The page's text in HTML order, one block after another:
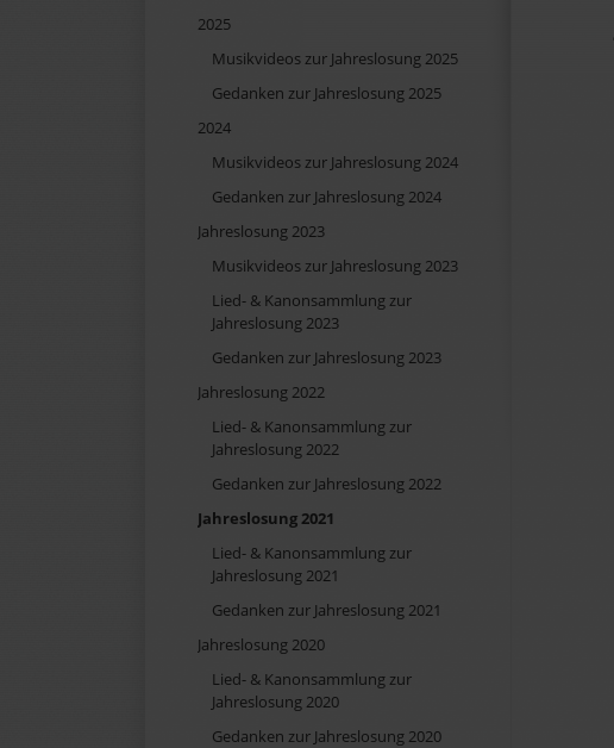
2025
Musikvideos zur Jahreslosung 2025
Gedanken zur Jahreslosung 2025
2024
Musikvideos zur Jahreslosung 2024
Gedanken zur Jahreslosung 2024
Jahreslosung 2023
Musikvideos zur Jahreslosung 2023
Lied- & Kanonsammlung zur
Jahreslosung 2023
Gedanken zur Jahreslosung 2023
Jahreslosung 2022
Lied- & Kanonsammlung zur
Jahreslosung 2022
Gedanken zur Jahreslosung 2022
Jahreslosung 2021
Lied- & Kanonsammlung zur
Jahreslosung 2021
Gedanken zur Jahreslosung 2021
Jahreslosung 2020
Lied- & Kanonsammlung zur
Jahreslosung 2020
Gedanken zur Jahreslosung 2020